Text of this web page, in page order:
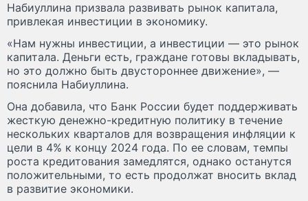
Набиуллина призвала развивать рынок капитала,
привлекая инвестиции в экономику.
«Нам нужны инвестиции, а инвестиции — это рынок
капитала. Деньги есть, граждане готовы вкладывать,
но это должно быть двустороннее движение», —
пояснила Набиуллина.
Она добавила, что Банк России будет поддерживать
жесткую денежно-кредитную политику в течение
нескольких кварталов для возвращения инфляции к
цели в 4% к концу 2024 года. По ее словам, темпы
роста кредитования замедлятся, однако останутся
положительными, то есть продолжат вносить вклад
в развитие экономики.